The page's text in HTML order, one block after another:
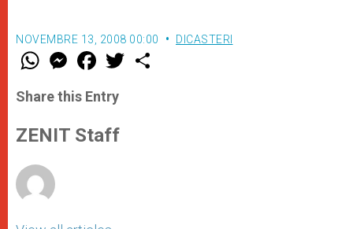
NOVEMBRE 13, 2008 00:00 DICASTERI
W
t
s
p
p
M
e
s
e
g
e
F
a
e
b
o
k
w
Share this Entry
ZENIT Staff